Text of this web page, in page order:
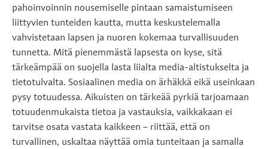
pahoinvoinnin nousemiselle pintaan samaistumiseen
liittyvien tunteiden kautta, mutta keskustelemalla
vahvistetaan lapsen ja nuoren kokemaa turvallisuuden
tunnetta. Mitä pienemmästä lapsesta on kyse, sitä
tärkeämpää on suojella lasta liialta media-altistukselta ja
tietotulvalta. Sosiaalinen media on ärhäkkä eikä useinkaan
pysy totuudessa. Aikuisten on tärkeää pyrkiä tarjoamaan
totuudenmukaista tietoa ja vastauksia, vaikkakaan ei
tarvitse osata vastata kaikkeen – riittää, että on
turvallinen, uskaltaa näyttää omia tunteitaan ja samalla